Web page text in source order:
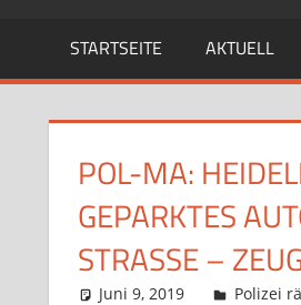
STARTSEITE AKTUELL
POL-MA:
GEPARKTES
STRASSE –
Juni 9, 2019 Richard
Polizei